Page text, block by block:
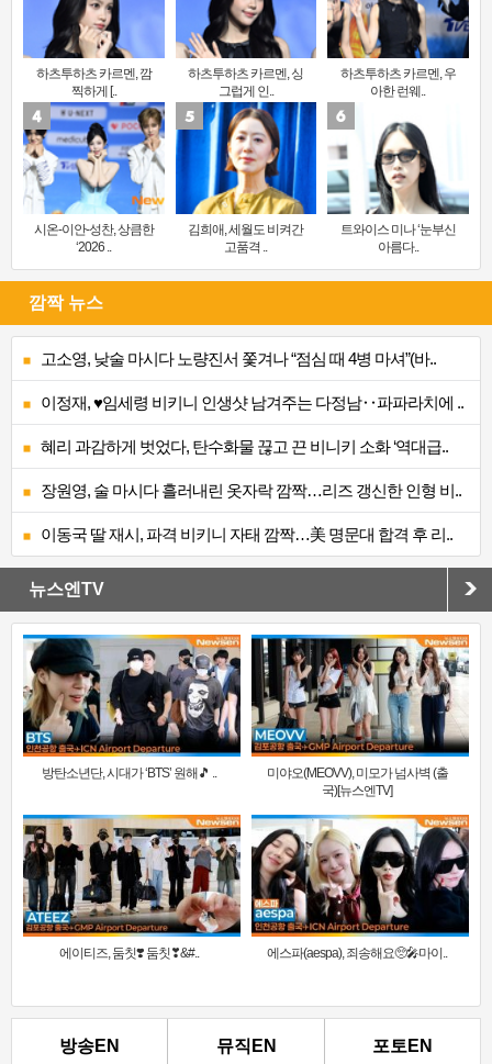
하츠투하츠 카르멘, 깜
찍하게 [..
하츠투하츠 카르멘, 싱
그럽게 인..
하츠투하츠 카르멘, 우
아한 런웨..
시온-이안-성찬, 상큼한
‘2026 ..
김희애, 세월도 비켜간
고품격 ..
트와이스 미나 ‘눈부신
아름다..
깜짝 뉴스
고소영, 낮술 마시다 노량진서 쫓겨나 “점심 때 4병 마셔”(바..
이정재, ♥임세령 비키니 인생샷 남겨주는 다정남‥파파라치에 ..
혜리 과감하게 벗었다, 탄수화물 끊고 끈 비니키 소화 ‘역대급..
장원영, 술 마시다 흘러내린 옷자락 깜짝…리즈 갱신한 인형 비..
이동국 딸 재시, 파격 비키니 자태 깜짝…美 명문대 합격 후 리..
뉴스엔TV
방탄소년단, 시대가 ‘BTS’ 원해🎵 ..
미야오(MEOVV), 미모가 넘사벽 (출
국)[뉴스엔TV]
에이티즈, 둠칫❣️ 둠칫❣&#.. 에스파(aespa), 죄송해요🥺🎤마이..
방송EN 뮤직EN 포토EN